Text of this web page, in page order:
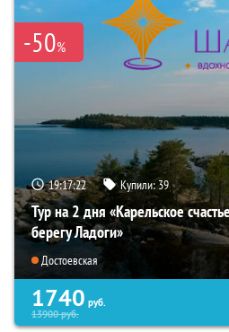
-50%
19:17:21 Купили:39
Тур на 2 дня «Карельское
берегу Ладоги»
Достоевская
1740 руб.
13900руб.